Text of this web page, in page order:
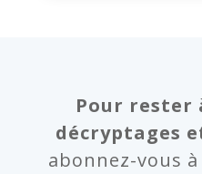
Pour rester
décryptages
abonnez-vous